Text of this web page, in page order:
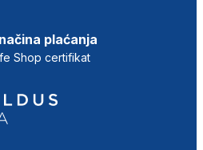
plaćanja
Shop certifikat